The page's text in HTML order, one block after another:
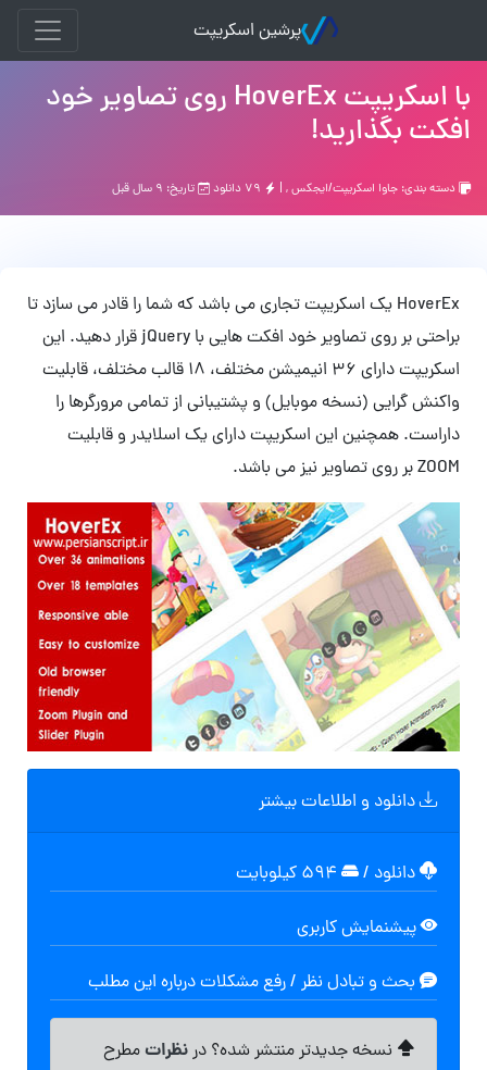
پرشین اسکریپت
با اسکریپت HoverEx روی تصاویر خود
افکت بگذارید!
دسته بندی: جاوا اسکریپت/ایجکس, | تاریخ: ۹ سال قبل
HoverEx یک اسکریپت تجاری می باشد که شما را قادر می سازد تا
براحتی بر روی تصاویر خود افکت هایی با jQuery قرار دهید. این
اسکریپت دارای 36 انیمیشن مختلف، 18 قالب مختلف، قابلیت
واکنش گرایی (نسخه موبایل) و پشتیبانی از تمامی مرورگرها را
داراست. همچنین این اسکریپت دارای یک اسلایدر و قابلیت
ZOOM بر روی تصاویر نیز می باشد.
دانلود و اطلاعات بیشتر
دانلود /
پیشنمایش کاربری
بحث و تبادل نظر / رفع مشکلات درباره این مطلب
نسخه جدیدتر منتشر شده؟ درنظراتمطرح